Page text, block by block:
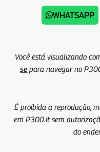
WHATSAPP
Você está visualizando
separa navegar no
É proibida a reprodução,
em P300.it sem
do